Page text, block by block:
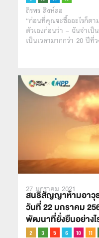
ถิรพร สิงห์ลอ
“ก่อนที่คุณจะซื้ออะไรก็ต
ตัวเองก่อนว่า – ฉันจำเป็
เป็นเวลามากกว่า 20 ปีที่
27 มกราคม 2021
สนธิสัญญาห้ามอาวุธ
วันที่ 22 มกราคม
พัฒนาที่ยั่งยืนอย่างไ